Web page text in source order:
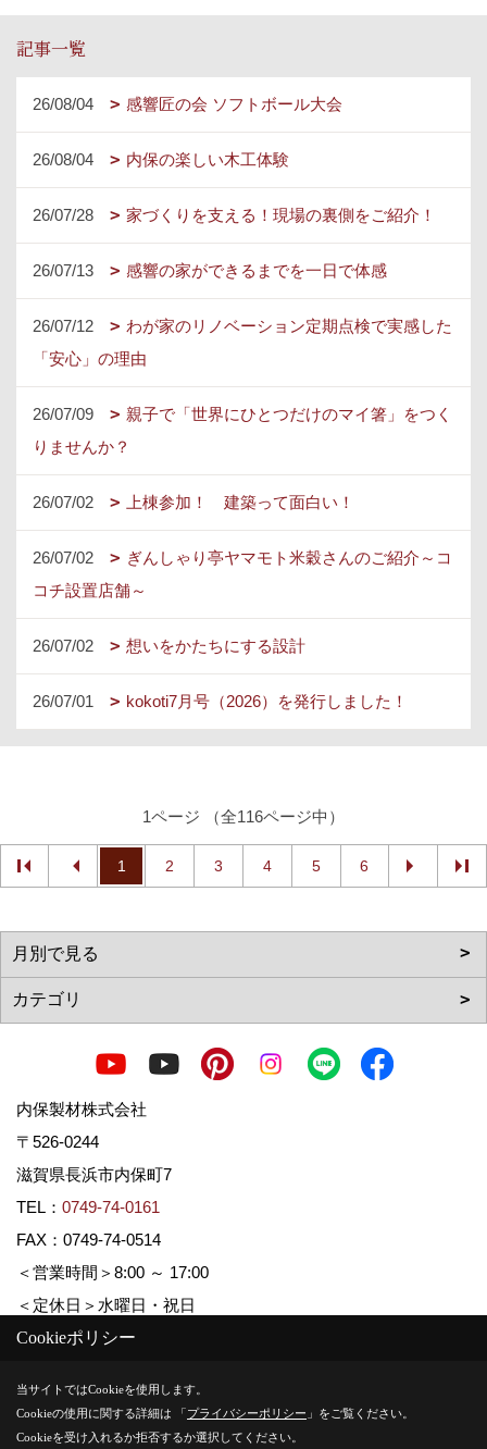
記事一覧
26/08/04 感響匠の会 ソフトボール大会
26/08/04 内保の楽しい木工体験
26/07/28 家づくりを支える！現場の裏側をご紹介！
26/07/13 感響の家ができるまでを一日で体感
26/07/12
わが家のリノベーション定期点検で実感した
「安心」の理由
26/07/09
親子で「世界にひとつだけのマイ箸」をつく
りませんか？
26/07/02 上棟参加！ 建築って面白い！
26/07/02
ぎんしゃり亭ヤマモト米穀さんのご紹介～コ
コチ設置店舗～
26/07/02 想いをかたちにする設計
26/07/01 kokoti7月号（2026）を発行しました！
1ページ （全116ページ中）
1 2 3 4 5 6
内保製材株式会社
〒526-0244
滋賀県長浜市内保町7
TEL： 0749-74-0161
FAX：0749-74-0514
＜営業時間＞8:00 ～ 17:00
＜定休日＞水曜日・祝日
Copyright (c) Uchiboseizai. All Rights Reserved.
Produced byゴデスクリエイト
Cookieポリシー
当サイトではCookieを使用します。
Cookieの使用に関する詳細は 「プライバシーポリシー 」をご覧ください。
Cookieを受け入れるか拒否するか選択してください。